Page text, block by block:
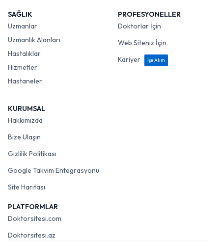
SAĞLIK
Uzmanlar
Uzmanlık Alanları
Hastalıklar
Hizmetler
Hastaneler
PROFESYONELLER
Doktorlar İçin
Web Siteniz İçin
Kariyer
İşe Alım
KURUMSAL
Hakkımızda
Bize Ulaşın
Gizlilik Politikası
Google Takvim Entegrasyonu
Site Haritası
PLATFORMLAR
Doktorsitesi.com
Doktorsitesi.az